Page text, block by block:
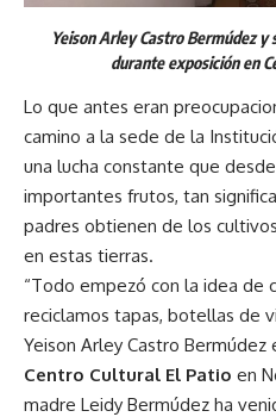
Yeison Arley Castro Bermúdez
durante exposición en
Lo que antes eran
camino a la sede de la
una lucha constante que
importantes frutos, tan
padres obtienen de los
en estas tierras.
“Todo empezó con la idea de
reciclamos tapas, botellas de
Yeison Arley Castro
Centro Cultural El Patio en
madre Leidy Bermúdez ha